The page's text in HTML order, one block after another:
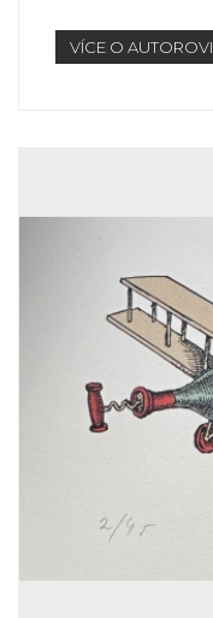
VÍCE O AUTOROVI